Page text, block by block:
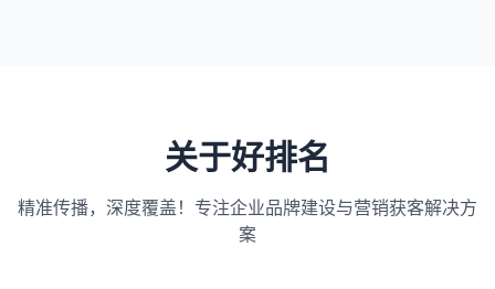
关于好排名
精准传播，深度覆盖！专注企业品牌建设与营销获客解决方
案